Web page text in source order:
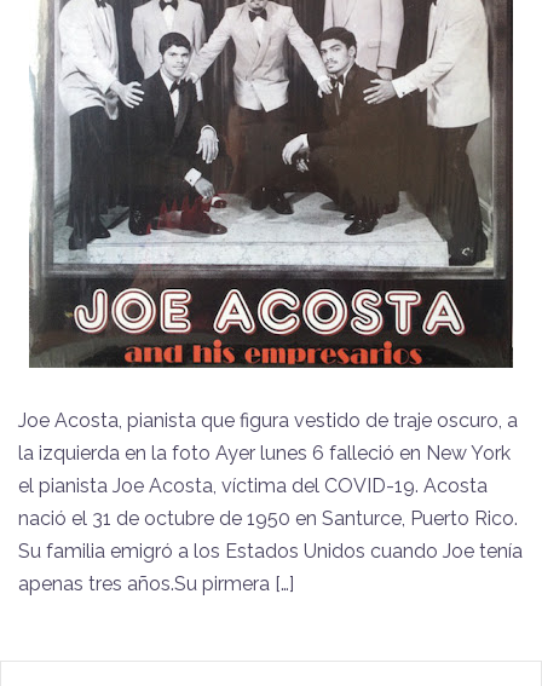
Joe Acosta, pianista que figura vestido de traje oscuro, a
la izquierda en la foto Ayer lunes 6 falleció en New York
el pianista Joe Acosta, víctima del COVID-19. Acosta
nació el 31 de octubre de 1950 en Santurce, Puerto Rico.
Su familia emigró a los Estados Unidos cuando Joe tenía
apenas tres años.Su pirmera […]